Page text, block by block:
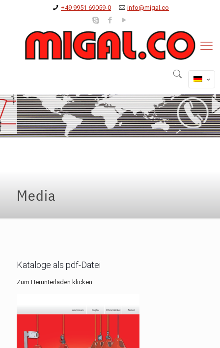
+49 9951 69059-0 info@migal.co
Media
Kataloge als pdf-Datei
Zum Herunterladen klicken